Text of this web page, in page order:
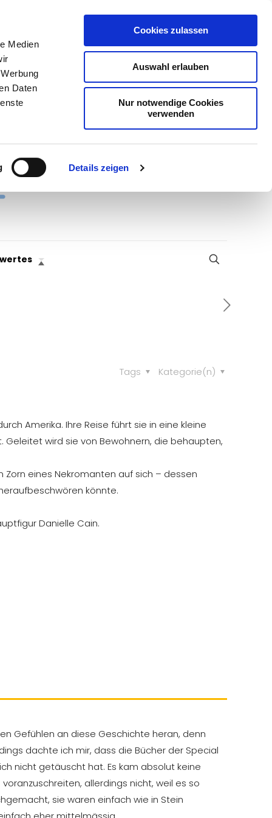
Medien
Daten
Details zeigen
Cookies zulassen
Auswahl erlauben
Nur notwendige Cookies
verwenden
Kategorie(n)
Tags
Amerika. Ihre Reise führt sie in eine kleine
wird sie von Bewohnern, die behaupten,
Zorn eines Nekromanten auf sich – dessen
könnte.
Danielle Cain.
Gefühlen an diese Geschichte heran, denn
dachte ich mir, dass die Bücher der Special
nicht getäuscht hat. Es kam absolut keine
allerdings nicht, weil es so
sie waren einfach wie in Stein